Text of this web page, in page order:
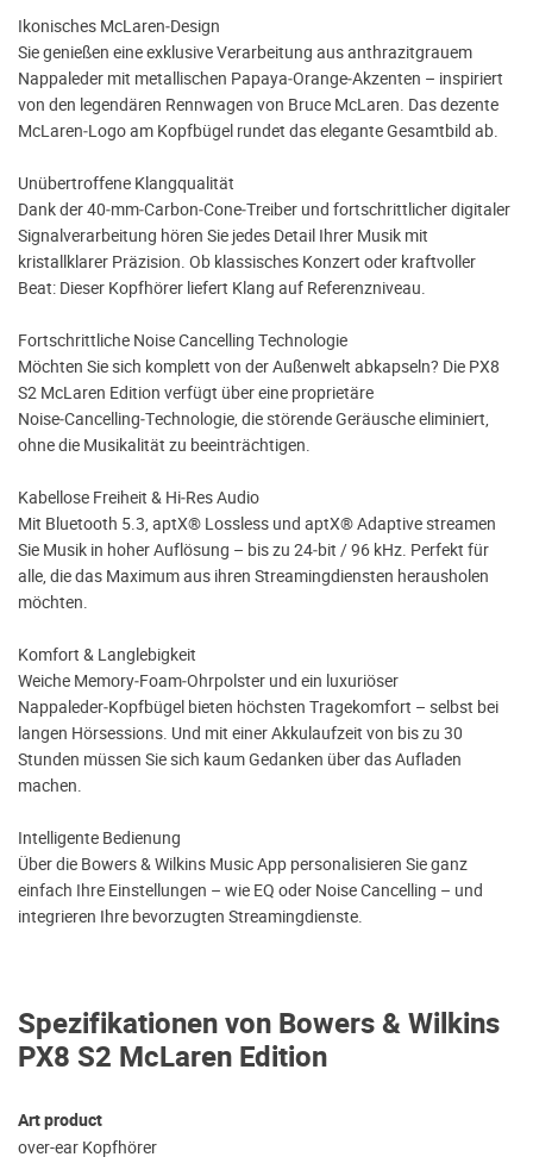
Spezifikationen von Bowers & Wilkins
PX8 S2 McLaren Edition
Art product
over-ear Kopfhörer
Ikonisches McLaren‑Design
Sie genießen eine exklusive Verarbeitung aus anthrazitgrauem
Nappaleder mit metallischen Papaya‑Orange‑Akzenten – inspiriert
von den legendären Rennwagen von Bruce McLaren. Das dezente
McLaren‑Logo am Kopfbügel rundet das elegante Gesamtbild ab.
Unübertroffene Klangqualität
Dank der 40‑mm‑Carbon‑Cone‑Treiber und fortschrittlicher digitaler
Signalverarbeitung hören Sie jedes Detail Ihrer Musik mit
kristallklarer Präzision. Ob klassisches Konzert oder kraftvoller
Beat: Dieser Kopfhörer liefert Klang auf Referenzniveau.
Fortschrittliche Noise Cancelling Technologie
Möchten Sie sich komplett von der Außenwelt abkapseln? Die PX8
S2 McLaren Edition verfügt über eine proprietäre
Noise‑Cancelling‑Technologie, die störende Geräusche eliminiert,
ohne die Musikalität zu beeinträchtigen.
Kabellose Freiheit & Hi‑Res Audio
Mit Bluetooth 5.3, aptX® Lossless und aptX® Adaptive streamen
Sie Musik in hoher Auflösung – bis zu 24‑bit / 96 kHz. Perfekt für
alle, die das Maximum aus ihren Streamingdiensten herausholen
möchten.
Komfort & Langlebigkeit
Weiche Memory‑Foam‑Ohrpolster und ein luxuriöser
Nappaleder‑Kopfbügel bieten höchsten Tragekomfort – selbst bei
langen Hörsessions. Und mit einer Akkulaufzeit von bis zu 30
Stunden müssen Sie sich kaum Gedanken über das Aufladen
machen.
Intelligente Bedienung
Über die Bowers & Wilkins Music App personalisieren Sie ganz
einfach Ihre Einstellungen – wie EQ oder Noise Cancelling – und
integrieren Ihre bevorzugten Streamingdienste.